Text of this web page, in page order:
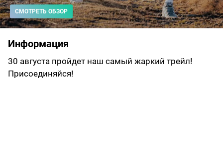
СМОТРЕТЬ ОБЗОР
Информация
30 августа пройдет наш самый жаркий трейл!
Присоединяйся!